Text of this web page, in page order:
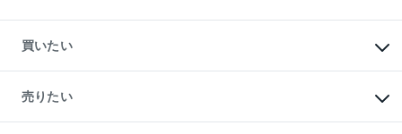
買いたい
新築・分譲マンションの購入
中古マンションの購入
一戸建ての購入
売りたい